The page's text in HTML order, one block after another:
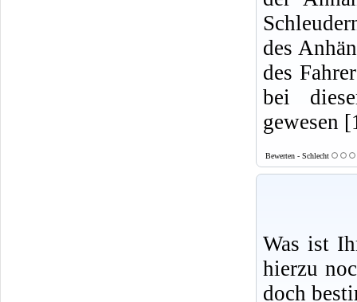
des
des
bei
gewesen
Bewerten - Schlecht
Was ist
hierzu
doch